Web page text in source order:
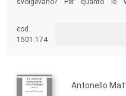
svolgevano? Per quanto le
profondamente segnato la
in Norvegia non è stata
Questo volume intende
cod.
1501.174
Antonello